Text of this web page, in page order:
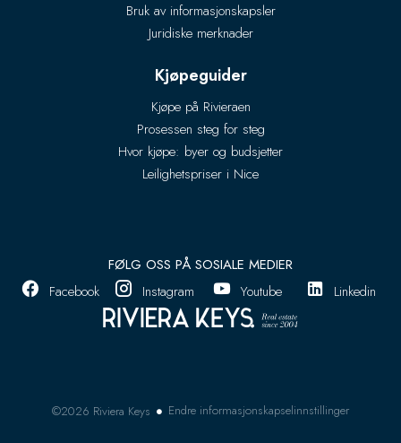
Bruk av informasjonskapsler
Juridiske merknader
Kjøpeguider
Kjøpe på Rivieraen
Prosessen steg for steg
Hvor kjøpe: byer og budsjetter
Leilighetspriser i Nice
FØLG OSS PÅ SOSIALE MEDIER
Facebook
Instagram Youtube Linkedin
©2026 Riviera Keys Endre informasjonskapselinnstillinger